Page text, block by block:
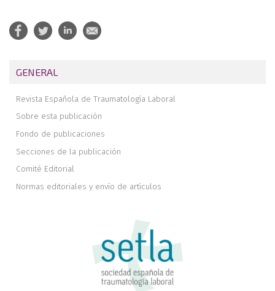
GENERAL
Revista Española de Traumatología Laboral
Sobre esta publicación
Fondo de publicaciones
Secciones de la publicación
Comité Editorial
Normas editoriales y envío de artículos